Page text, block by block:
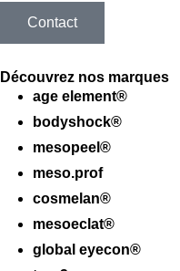
Contact
Découvrez nos marques
age element®
bodyshock®
mesopeel®
meso.prof
cosmelan®
mesoeclat®
global eyecon®